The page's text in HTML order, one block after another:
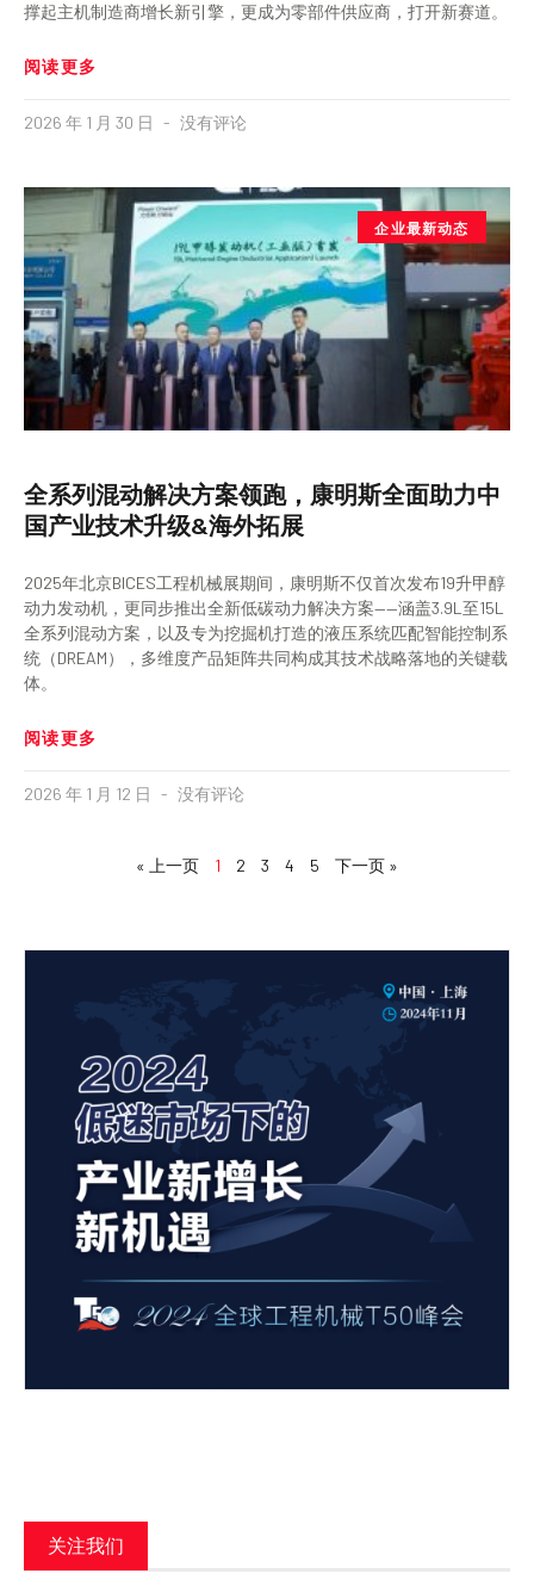
撑起主机制造商增长新引擎，更成为零部件供应商，打开新赛道。
阅读更多
2026 年 1 月 30 日 没有评论
企业最新动态
全系列混动解决方案领跑，康明斯全面助力中
国产业技术升级&海外拓展
2025年北京BICES工程机械展期间，康明斯不仅首次发布19升甲醇
动力发动机，更同步推出全新低碳动力解决方案——涵盖3.9L至15L
全系列混动方案，以及专为挖掘机打造的液压系统匹配智能控制系
统（DREAM），多维度产品矩阵共同构成其技术战略落地的关键载
体。
阅读更多
2026 年 1 月 12 日 没有评论
« 上一页 1 2 3 4 5 下一页 »
关注我们